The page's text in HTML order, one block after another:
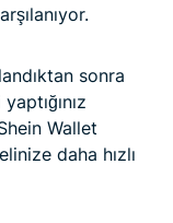
sonra
Wallet
daha hızlı